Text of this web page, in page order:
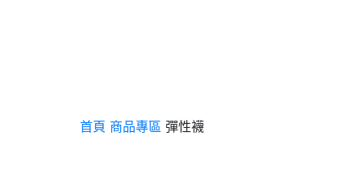
首頁 商品專區 彈性襪